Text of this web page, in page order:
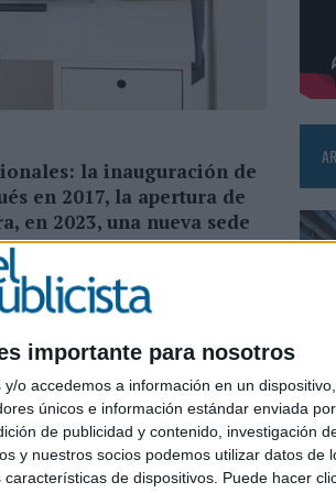
importante para nosotros
y/o accedemos a información en un
únicos e información estándar enviada
de publicidad y contenido, investigación
y nuestros socios podemos utilizar datos de
de dispositivos. Puede hacer
DE EUROS
PRESIDENT
la inauguración de
en 2017, la apertura de
en 2023, una nueva sede
y anuncia la apertura
beon. contará con sede
en organización de
y que ya opera en todo
expansión.
03/